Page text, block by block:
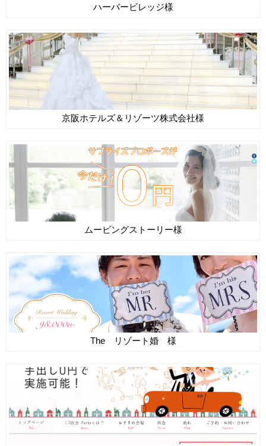
ハーバービレッジ様
京阪ホテルズ＆リゾーツ株式会社様
ムービングストーリー様
The リゾート婚 様